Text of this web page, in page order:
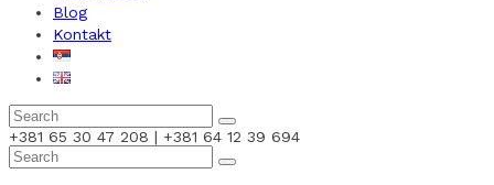
Blog
Kontakt
+381 65 30 47 208 | +381 64 12 39 694